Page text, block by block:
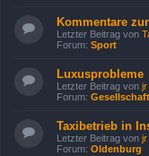
Kommentare
Letzter Beitrag von
Forum: Sport
Luxusprobleme
Letzter Beitrag von jr
Forum:
Taxibetrieb in
Letzter Beitrag von jr
Forum: Oldenburg